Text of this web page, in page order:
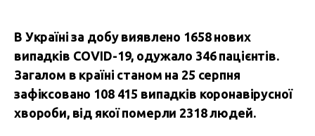
В Україні за добу виявлено 1658 нових
випадків COVID-19, одужало 346 пацієнтів.
Загалом в країні станом на 25 серпня
зафіксовано 108 415 випадків коронавірусної
хвороби, від якої померли 2318 людей.